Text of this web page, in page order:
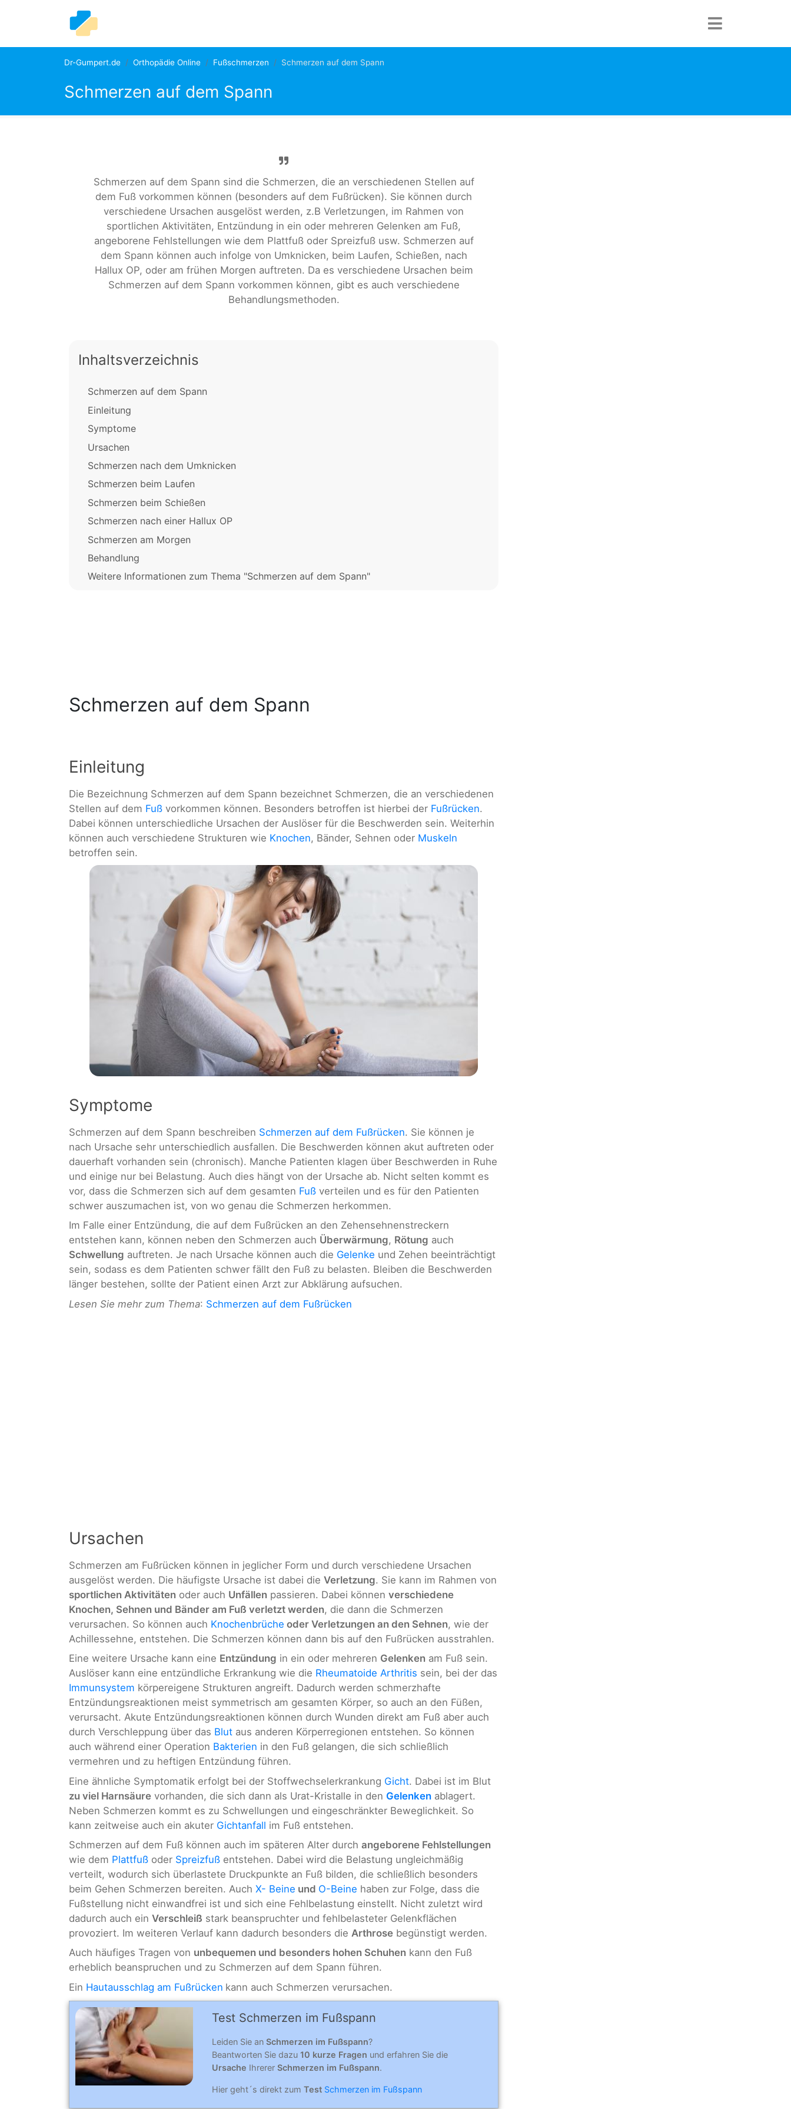
Dr-Gumpert.de Orthopädie Online Fußschmerzen Schmerzen auf dem Spann
Schmerzen auf dem Spann
Schmerzen auf dem Spann sind die Schmerzen, die an verschiedenen Stellen auf
dem Fuß vorkommen können (besonders auf dem Fußrücken). Sie können durch
verschiedene Ursachen ausgelöst werden, z.B Verletzungen, im Rahmen von
sportlichen Aktivitäten, Entzündung in ein oder mehreren Gelenken am Fuß,
angeborene Fehlstellungen wie dem Plattfuß oder Spreizfuß usw. Schmerzen auf
dem Spann können auch infolge von Umknicken, beim Laufen, Schießen, nach
Hallux OP, oder am frühen Morgen auftreten. Da es verschiedene Ursachen beim
Schmerzen auf dem Spann vorkommen können, gibt es auch verschiedene
Behandlungsmethoden.
Inhaltsverzeichnis
Schmerzen auf dem Spann
Einleitung
Symptome
Ursachen
Schmerzen nach dem Umknicken
Schmerzen beim Laufen
Schmerzen beim Schießen
Schmerzen nach einer Hallux OP
Schmerzen am Morgen
Behandlung
Weitere Informationen zum Thema "Schmerzen auf dem Spann"
Schmerzen auf dem Spann
Einleitung
Die Bezeichnung Schmerzen auf dem Spann bezeichnet Schmerzen, die an verschiedenen
Stellen auf dem Fuß vorkommen können. Besonders betroffen ist hierbei der Fußrücken.
Dabei können unterschiedliche Ursachen der Auslöser für die Beschwerden sein. Weiterhin
können auch verschiedene Strukturen wie Knochen, Bänder, Sehnen oder Muskeln
betroffen sein.
Symptome
Schmerzen auf dem Spann beschreiben Schmerzen auf dem Fußrücken. Sie können je
nach Ursache sehr unterschiedlich ausfallen. Die Beschwerden können akut auftreten oder
dauerhaft vorhanden sein (chronisch). Manche Patienten klagen über Beschwerden in Ruhe
und einige nur bei Belastung. Auch dies hängt von der Ursache ab. Nicht selten kommt es
vor, dass die Schmerzen sich auf dem gesamten Fuß verteilen und es für den Patienten
schwer auszumachen ist, von wo genau die Schmerzen herkommen.
Im Falle einer Entzündung, die auf dem Fußrücken an den Zehensehnenstreckern
entstehen kann, können neben den Schmerzen auch Überwärmung, Rötung auch
Schwellung auftreten. Je nach Ursache können auch die Gelenke und Zehen beeinträchtigt
sein, sodass es dem Patienten schwer fällt den Fuß zu belasten. Bleiben die Beschwerden
länger bestehen, sollte der Patient einen Arzt zur Abklärung aufsuchen.
Lesen Sie mehr zum Thema: Schmerzen auf dem Fußrücken
Ursachen
Schmerzen am Fußrücken können in jeglicher Form und durch verschiedene Ursachen
ausgelöst werden. Die häufigste Ursache ist dabei die Verletzung. Sie kann im Rahmen von
sportlichen Aktivitäten oder auch Unfällen passieren. Dabei können verschiedene
Knochen, Sehnen und Bänder am Fuß verletzt werden, die dann die Schmerzen
verursachen. So können auch Knochenbrüche oder Verletzungen an den Sehnen, wie der
Achillessehne, entstehen. Die Schmerzen können dann bis auf den Fußrücken ausstrahlen.
Eine weitere Ursache kann eine Entzündung in ein oder mehreren Gelenken am Fuß sein.
Auslöser kann eine entzündliche Erkrankung wie die Rheumatoide Arthritis sein, bei der das
Immunsystem körpereigene Strukturen angreift. Dadurch werden schmerzhafte
Entzündungsreaktionen meist symmetrisch am gesamten Körper, so auch an den Füßen,
verursacht. Akute Entzündungsreaktionen können durch Wunden direkt am Fuß aber auch
durch Verschleppung über das Blut aus anderen Körperregionen entstehen. So können
auch während einer Operation Bakterien in den Fuß gelangen, die sich schließlich
vermehren und zu heftigen Entzündung führen.
Eine ähnliche Symptomatik erfolgt bei der Stoffwechselerkrankung Gicht. Dabei ist im Blut
zu viel Harnsäure vorhanden, die sich dann als Urat-Kristalle in den Gelenken ablagert.
Neben Schmerzen kommt es zu Schwellungen und eingeschränkter Beweglichkeit. So
kann zeitweise auch ein akuter Gichtanfall im Fuß entstehen.
Schmerzen auf dem Fuß können auch im späteren Alter durch angeborene Fehlstellungen
wie dem Plattfuß oder Spreizfuß entstehen. Dabei wird die Belastung ungleichmäßig
verteilt, wodurch sich überlastete Druckpunkte an Fuß bilden, die schließlich besonders
beim Gehen Schmerzen bereiten. Auch X- Beine und O-Beine haben zur Folge, dass die
Fußstellung nicht einwandfrei ist und sich eine Fehlbelastung einstellt. Nicht zuletzt wird
dadurch auch ein Verschleiß stark beanspruchter und fehlbelasteter Gelenkflächen
provoziert. Im weiteren Verlauf kann dadurch besonders die Arthrose begünstigt werden.
Auch häufiges Tragen von unbequemen und besonders hohen Schuhen kann den Fuß
erheblich beanspruchen und zu Schmerzen auf dem Spann führen.
Ein Hautausschlag am Fußrücken kann auch Schmerzen verursachen.
Test Schmerzen im Fußspann
Leiden Sie an Schmerzen im Fußspann?
Beantworten Sie dazu 10 kurze Fragen und erfahren Sie die
Ursache Ihrerer Schmerzen im Fußspann.
Hier geht´s direkt zum Test Schmerzen im Fußspann